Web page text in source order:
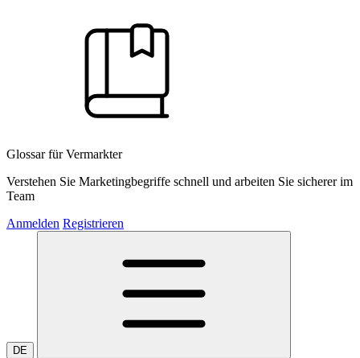
Glossar für Vermarkter
Verstehen Sie Marketingbegriffe schnell und arbeiten Sie sicherer im
Team
Anmelden Registrieren
DE